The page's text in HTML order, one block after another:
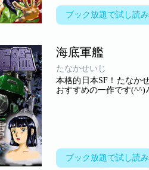
ブック放題で試し読み
海底軍艦
たなかせいじ
本格的日本SF！たなか
おすすめの一作です(^^)ﾉ
ブック放題で試し読み